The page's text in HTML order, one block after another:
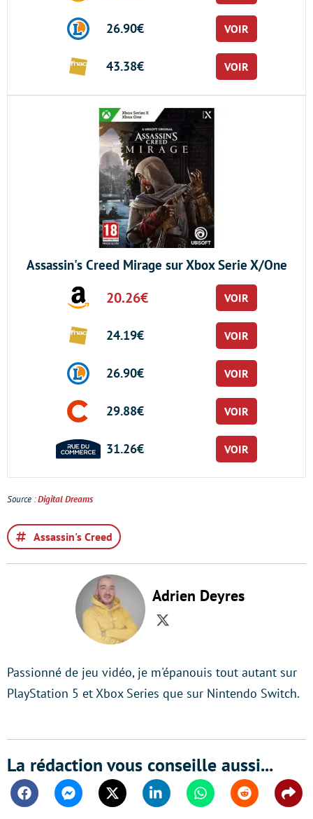
26.90€ VOIR
43.38€ VOIR
Assassin's Creed Mirage sur Xbox Serie X/One
20.26€ VOIR
24.19€ VOIR
26.90€ VOIR
29.88€ VOIR
31.26€ VOIR
Source :Digital Dreams
Assassin's Creed
Adrien Deyres
Twitter
Passionné de jeu vidéo, je m'épanouis tout autant sur
PlayStation 5 et Xbox Series que sur Nintendo Switch.
La rédaction vous conseille aussi...
FacebookMessengerTwitter Linkedin WhatsappReddit